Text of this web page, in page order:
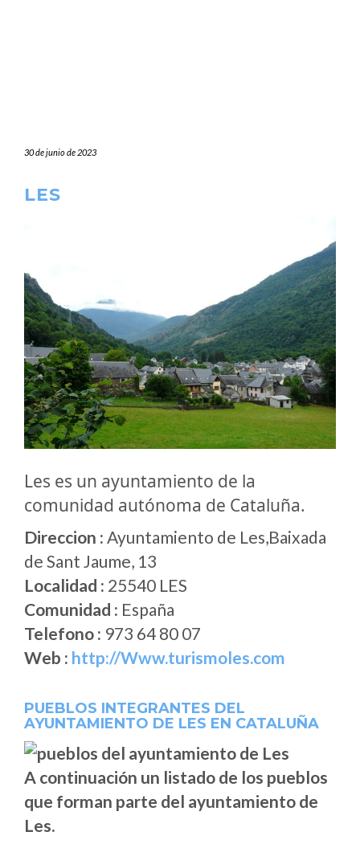
30 de junio de 2023
LES
Les es un ayuntamiento de la
comunidad autónoma de Cataluña.
Direccion : Ayuntamiento de Les,Baixada
de Sant Jaume, 13
Localidad : 25540 LES
Comunidad : España
Telefono : 973 64 80 07
Web : http://Www.turismoles.com
PUEBLOS INTEGRANTES DEL
AYUNTAMIENTO DE LES EN CATALUÑA
A continuación un listado de los pueblos
que forman parte del ayuntamiento de
Les.